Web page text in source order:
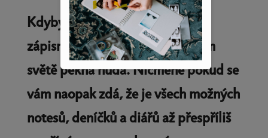
Kdyby existoval jen jeden druh
zápisníku, byla by v papírenském
světě pěkná nuda. Nicméně pokud se
vám naopak zdá, že je všech možných
notesů, deníčků a diářů až přespříliš